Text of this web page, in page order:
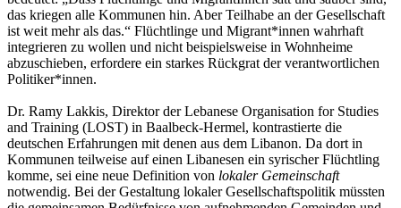
das kriegen alle Kommunen hin. Aber Teilhabe an der Gesellschaft
ist weit mehr als das.“ Flüchtlinge und Migrant*innen wahrhaft
integrieren zu wollen und nicht beispielsweise in Wohnheime
abzuschieben, erfordere ein starkes Rückgrat der verantwortlichen
Politiker*innen.
Dr. Ramy Lakkis, Direktor der Lebanese Organisation for Studies
and Training (LOST) in Baalbeck-Hermel, kontrastierte die
deutschen Erfahrungen mit denen aus dem Libanon. Da dort in
Kommunen teilweise auf einen Libanesen ein syrischer Flüchtling
komme, sei eine neue Definition von lokaler Gemeinschaft
notwendig. Bei der Gestaltung lokaler Gesellschaftspolitik müssten